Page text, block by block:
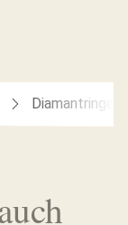
Diamantringe